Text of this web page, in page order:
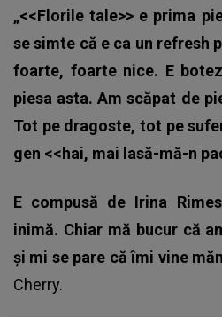
„<<Florile tale>> e prima
se simte că e ca un refresh
foarte, foarte nice. E
piesa asta. Am scăpat de
Tot pe dragoste, tot pe
gen <<hai, mai lasă-mă-n
E compusă de Irina
inimă. Chiar mă bucur că
și mi se pare că îmi vine
Cherry.